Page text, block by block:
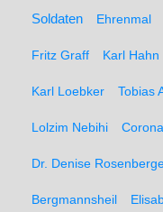
Soldaten Ehrenmal
Fritz Graff Karl Hahn
Karl Loebker Tobias
Lolzim Nebihi
Dr. Denise
Bergmannsheil